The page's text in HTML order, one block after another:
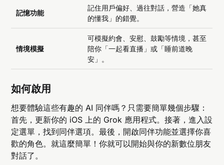
記憶功能
記住用戶偏好、過往對話，營造「她真
的懂我」的錯覺。
情境模擬
可模擬約會、安慰、鼓勵等情境，甚至
陪你「一起看直播」或「睡前道晚
安」。
如何啟用
想要體驗這些有趣的 AI 同伴嗎？只需要簡單幾個步驟：
首先，更新你的 iOS 上的 Grok 應用程式。接著，進入設
定選單，找到同伴選項。最後，開啟同伴功能並選擇你喜
歡的角色。就這麼簡單！你就可以開始與你的新數位朋友
對話了。